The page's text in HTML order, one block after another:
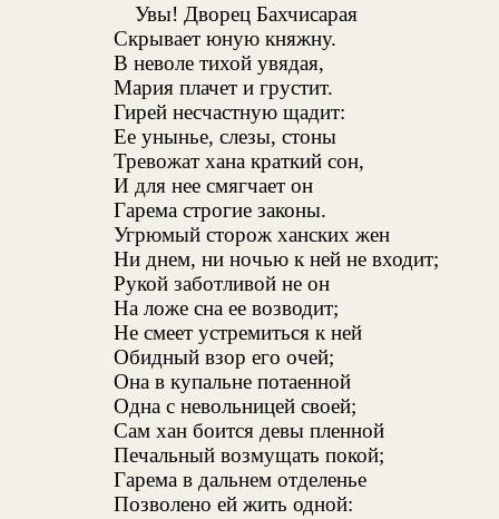
Увы! Дворец Бахчисарая
Скрывает юную княжну.
В неволе тихой увядая,
Мария плачет и грустит.
Гирей несчастную щадит:
Ее унынье, слезы, стоны
Тревожат хана краткий сон,
И для нее смягчает он
Гарема строгие законы.
Угрюмый сторож ханских жен
Ни днем, ни ночью к ней не входит;
Рукой заботливой не он
На ложе сна ее возводит;
Не смеет устремиться к ней
Обидный взор его очей;
Она в купальне потаенной
Одна с невольницей своей;
Сам хан боится девы пленной
Печальный возмущать покой;
Гарема в дальнем отделенье
Позволено ей жить одной: